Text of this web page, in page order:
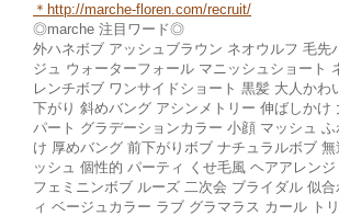
＊http://marche-fl oren.com/recruit/
◎marche 注目ワード◎
外ハネボブ アッシュブラウン ネオウルフ 毛先
ジュ ウォーターフォール マニッシュショート
レンチボブ ワンサイドショート 黒髪 大人かわ
下がり 斜めバング アシンメトリー 伸ばしかけ
パート グラデーションカラー 小顔 マッシュ
け 厚めバング 前下がりボブ ナチュラルボブ
ッシュ 個性的 パーティ くせ毛風 ヘアアレン
フェミニンボブ ルーズ 二次会 ブライダル 似
ィ ベージュカラー ラブ グラマラス カール ト